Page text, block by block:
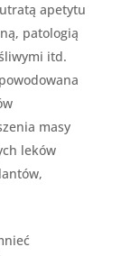
apetytu
patologią
itd.
masy
leków